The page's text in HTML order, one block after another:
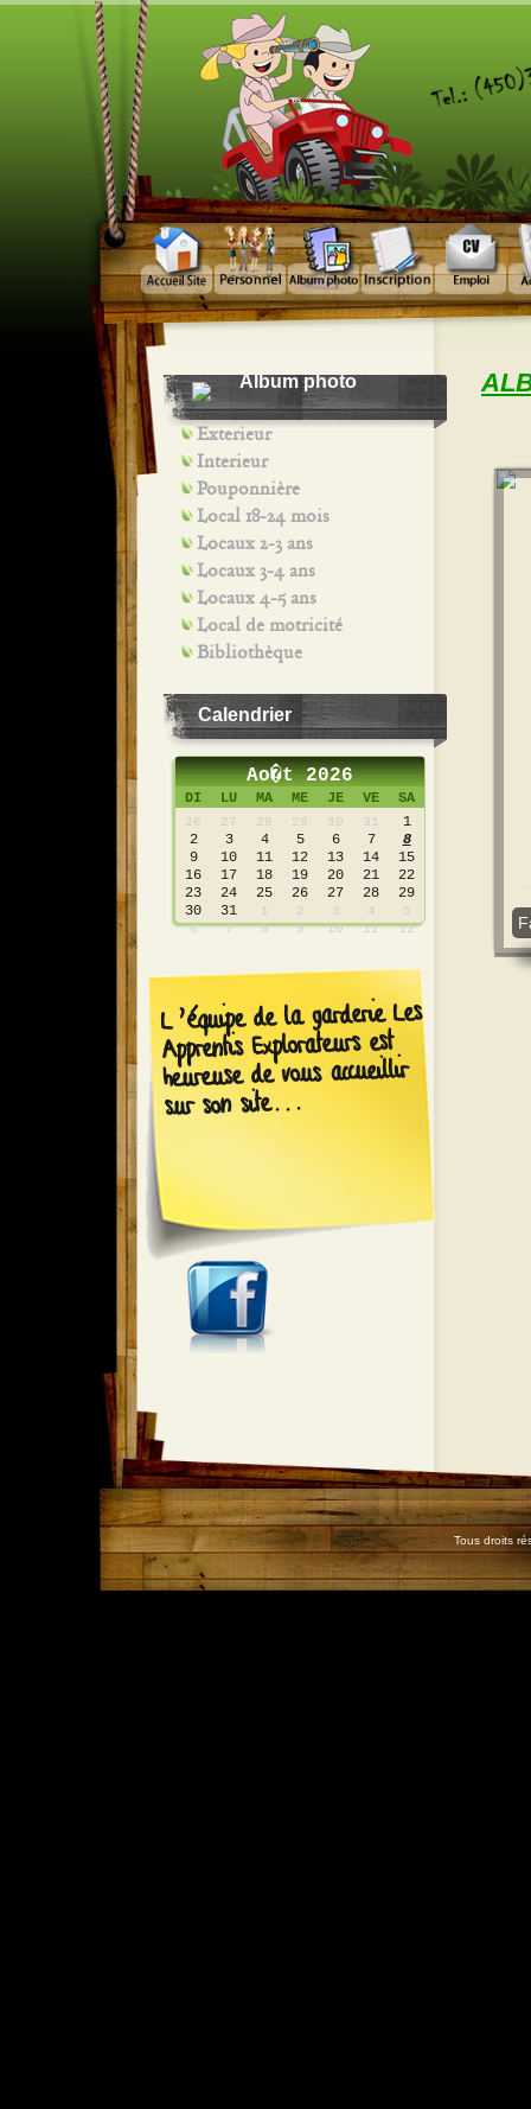
Album photo
Exterieur
Interieur
Pouponnière
Local 18-24 mois
Locaux 2-3 ans
Locaux 3-4 ans
Locaux 4-5 ans
Local de motricité
Bibliothèque
Calendrier
Ao�t 2026
DI LU MA ME JE VE SA
26 27 28 29 30 31
1
2
3 4 5 6 7
8
9
10 11 12 13 14
15
16
17 18 19 20 21
22
23
24 25 26 27 28
29
30
31 1 2 3 4
5
6
7 8 9 10 11 12
L’équipe de la garderie Les
Apprentis Explorateurs est
heureuse de vous accueillir
sur son site...
Tous droits